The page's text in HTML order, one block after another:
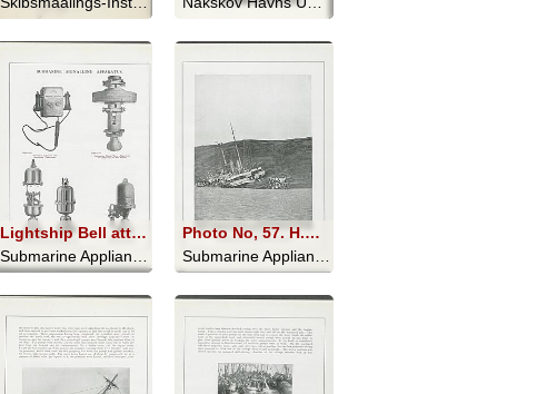
Lightship Bell attached to case (open and closed) containing Striking Mechanism operated by Compressed Air
Photo No, 57. H.M. Battleship “Howe” on the Rocks, near Ferrol, Spain